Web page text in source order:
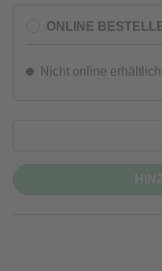
ONLINE
Nicht online erhältlich